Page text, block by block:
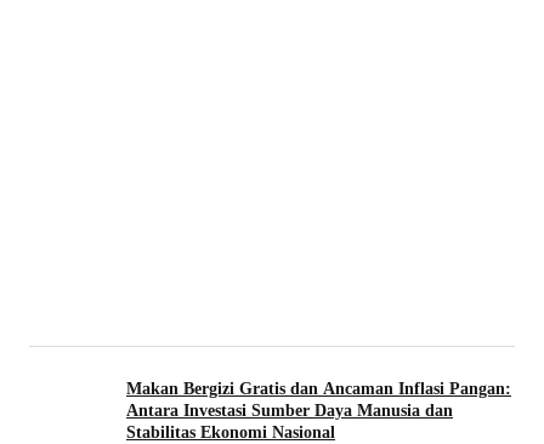
Makan Bergizi Gratis dan Ancaman Inflasi Pangan:
Antara Investasi Sumber Daya Manusia dan
Stabilitas Ekonomi Nasional